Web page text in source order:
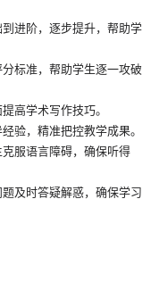
进阶，逐步提升，帮助学
标准，帮助学生逐一攻破
高学术写作技巧。
验，精准把控教学成果。
服语言障碍，确保听得
及时答疑解惑，确保学习